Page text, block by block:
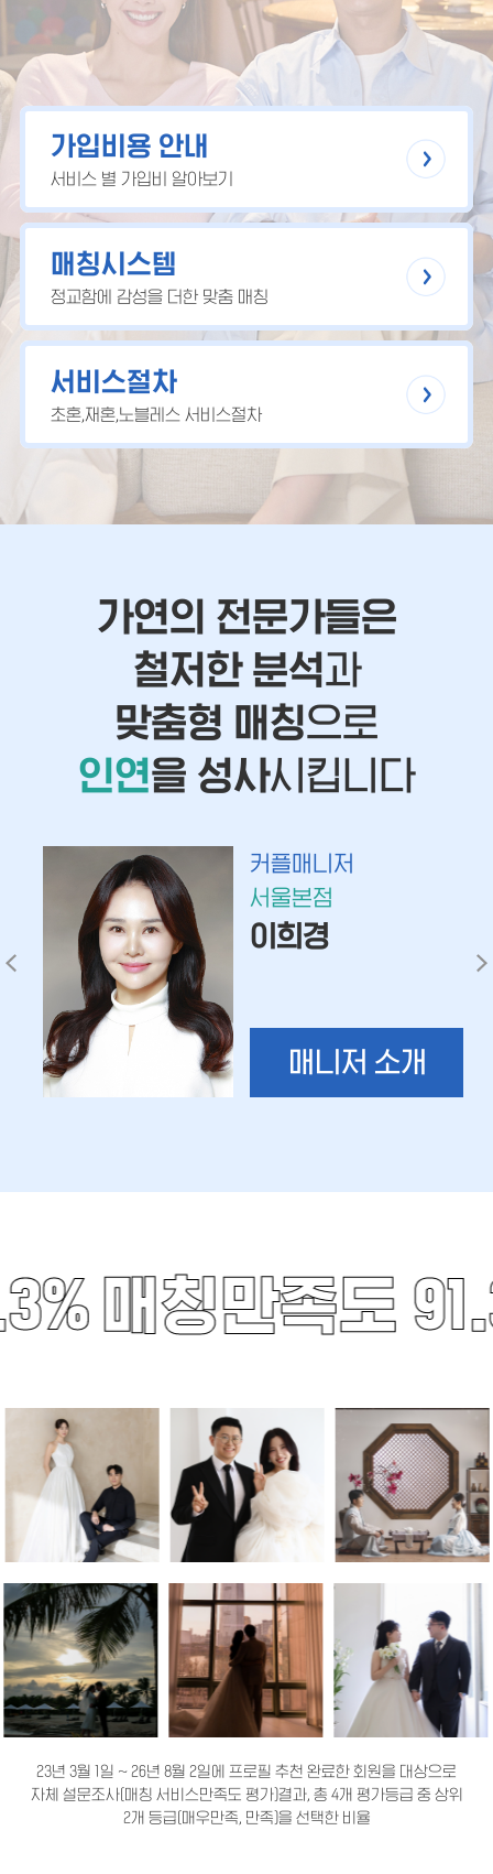
가입비용 안내
서비스 별 가입비 알아보기
매칭시스템
정교함에 감성을 더한 맞춤 매칭
서비스절차
초혼,재혼,노블레스 서비스절차
가연의 전문가들은
철저한 분석과
맞춤형 매칭으로
인연을 성사시킵니다
커플매니저
서울본점
이희경
매니저 소개
매칭만족도
23년 3월 1일 ~ 26년 8월 2일에 프로필 추천 완료한 회원을 대상으로
자체 설문조사(매칭 서비스만족도 평가)결과, 총 4개 평가등급 중 상위
2개 등급(매우만족, 만족)을 선택한 비율